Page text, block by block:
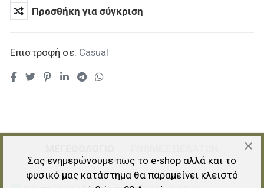
Προσθήκη για σύγκριση
Επιστροφή σε: Casual
×
Σας ενημερώνουμε πως το e-shop αλλά και το
φυσικό μας κατάστημα θα παραμείνει κλειστό